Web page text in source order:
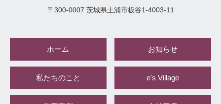
〒 300-0007 茨城県土浦市板谷1-4003-11
ホーム お知らせ
私たちのこと e's Village